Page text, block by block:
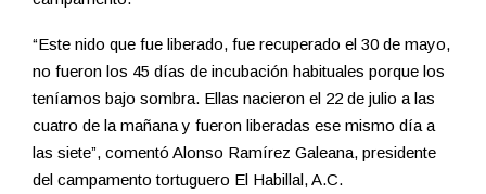
“Este nido que fue liberado, fue recuperado el 30 de mayo,
no fueron los 45 días de incubación habituales porque los
teníamos bajo sombra. Ellas nacieron el 22 de julio a las
cuatro de la mañana y fueron liberadas ese mismo día a
las siete”, comentó Alonso Ramírez Galeana, presidente
del campamento tortuguero El Habillal, A.C.